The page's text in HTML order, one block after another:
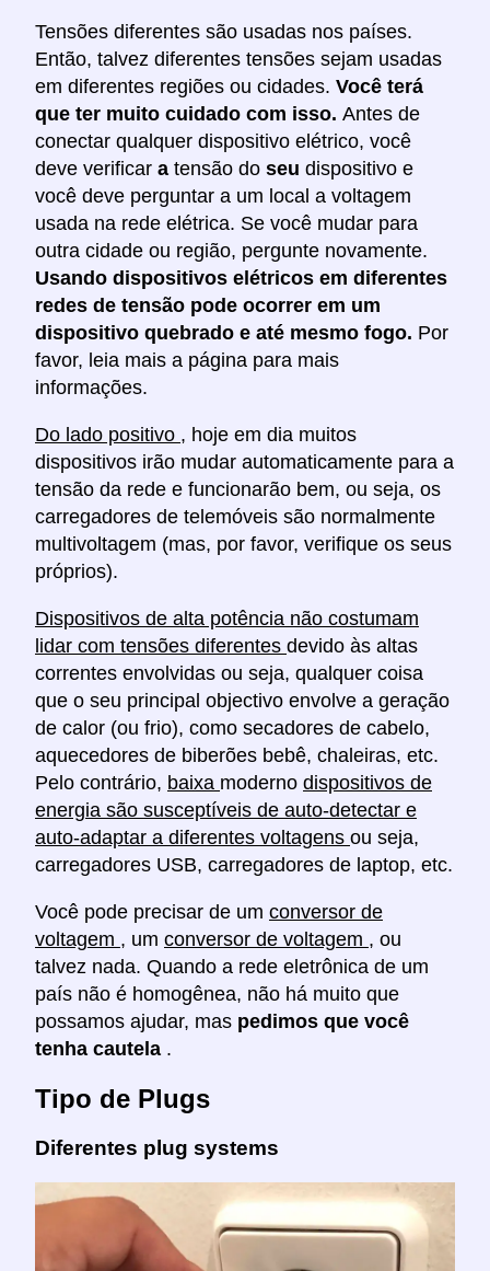
Tensões diferentes são usadas nos países.
Então, talvez diferentes tensões sejam usadas
em diferentes regiões ou cidades. Você terá
que ter muito cuidado com isso. Antes de
conectar qualquer dispositivo elétrico, você
deve verificar a tensão do seu dispositivo e
você deve perguntar a um local a voltagem
usada na rede elétrica. Se você mudar para
outra cidade ou região, pergunte novamente.
Usando dispositivos elétricos em diferentes
redes de tensão pode ocorrer em um
dispositivo quebrado e até mesmo fogo. Por
favor, leia mais a página para mais
informações.
Do lado positivo , hoje em dia muitos
dispositivos irão mudar automaticamente para a
tensão da rede e funcionarão bem, ou seja, os
carregadores de telemóveis são normalmente
multivoltagem (mas, por favor, verifique os seus
próprios).
Dispositivos de alta potência não costumam
lidar com tensões diferentes devido às altas
correntes envolvidas ou seja, qualquer coisa
que o seu principal objectivo envolve a geração
de calor (ou frio), como secadores de cabelo,
aquecedores de biberões bebê, chaleiras, etc.
Pelo contrário, baixa moderno dispositivos de
energia são susceptíveis de auto-detectar e
auto-adaptar a diferentes voltagens ou seja,
carregadores USB, carregadores de laptop, etc.
Você pode precisar de um conversor de
voltagem , um conversor de voltagem , ou
talvez nada. Quando a rede eletrônica de um
país não é homogênea, não há muito que
possamos ajudar, mas pedimos que você
tenha cautela .
Tipo de Plugs
Diferentes plug systems